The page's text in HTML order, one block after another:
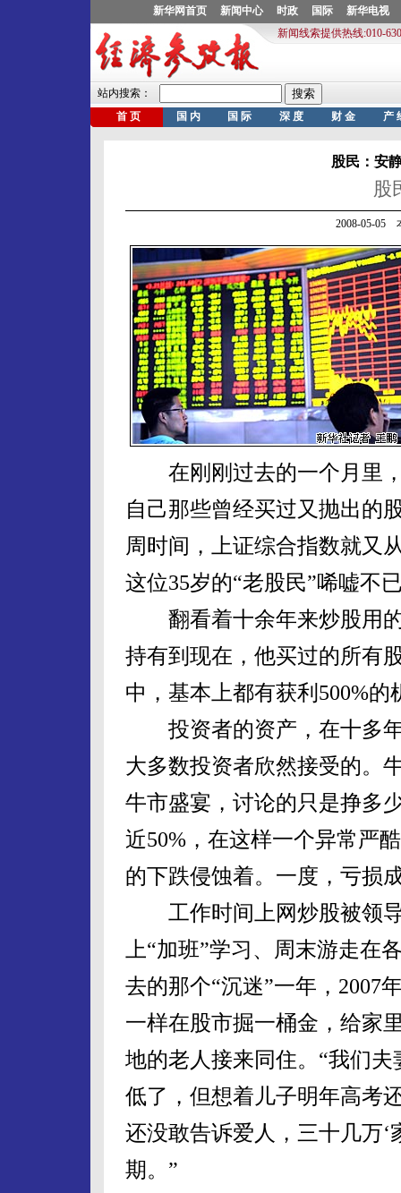
股民：安
股
2008-05-05
在刚刚过去的一个月里，
自己那些曾经买过又抛出的
周时间，上证综合指数就又
这位35岁的“老股民”唏嘘不
翻看着十余年来炒股用的
持有到现在，他买过的所有
中，基本上都有获利500%
投资者的资产，在十多年
大多数投资者欣然接受的。
牛市盛宴，讨论的只是挣多
近50%，在这样一个异常严
的下跌侵蚀着。一度，亏损
工作时间上网炒股被领导
上“加班”学习、周末游走
去的那个“沉迷”一年，2007
一样在股市掘一桶金，给家
地的老人接来同住。“我们
低了，但想着儿子明年高考
还没敢告诉爱人，三十几万
期。”